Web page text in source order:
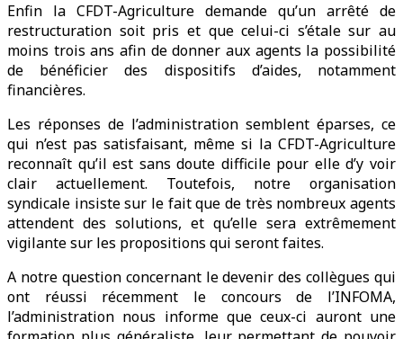
Enfin la CFDT-Agriculture demande qu’un arrêté de
restructuration soit pris et que celui-ci s’étale sur au
moins trois ans afin de donner aux agents la possibilité
de bénéficier des dispositifs d’aides, notamment
financières.
Les réponses de l’administration semblent éparses, ce
qui n’est pas satisfaisant, même si la CFDT-Agriculture
reconnaît qu’il est sans doute difficile pour elle d’y voir
clair actuellement. Toutefois, notre organisation
syndicale insiste sur le fait que de très nombreux agents
attendent des solutions, et qu’elle sera extrêmement
vigilante sur les propositions qui seront faites.
A notre question concernant le devenir des collègues qui
ont réussi récemment le concours de l’INFOMA,
l’administration nous informe que ceux-ci auront une